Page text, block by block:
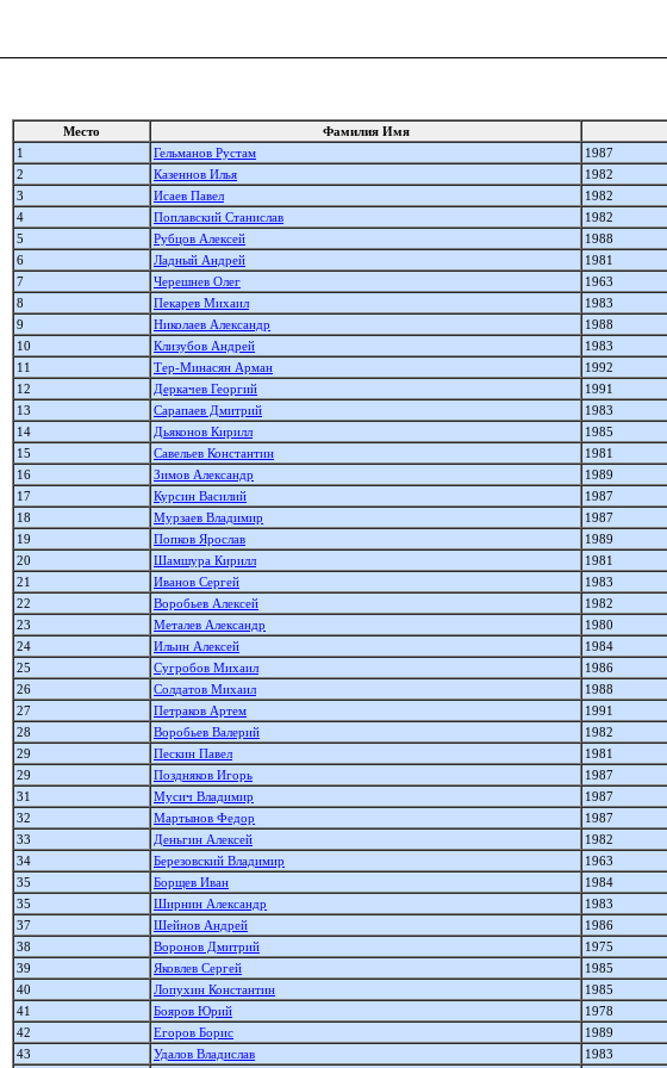
Место Фамилия Имя
1
Гельманов Рустам 1987
2
Казеннов Илья 1982
3
Исаев Павел 1982
4
Поплавский Станислав 1982
5
Рубцов Алексей 1988
6
Ладный Андрей 1981
7
Черешнев Олег 1963
8
Пекарев Михаил 1983
9
Николаев Александр 1988
10
Клизубов Андрей 1983
11
Тер-Минасян Арман 1992
12
Деркачев Георгий 1991
13
Сарапаев Дмитрий 1983
14
Дьяконов Кирилл 1985
15
Савельев Константин 1981
16
Зимов Александр 1989
17
Курсин Василий 1987
18
Мурзаев Владимир 1987
19
Попков Ярослав 1989
20
Шамшура Кирилл 1981
21
Иванов Сергей 1983
22
Воробьев Алексей 1982
23
Металев Александр 1980
24
Ильин Алексей 1984
25
Сугробов Михаил 1986
26
Солдатов Михаил 1988
27
Петраков Артем 1991
28
Воробьев Валерий 1982
29
Пескин Павел 1981
29
Поздняков Игорь 1987
31
Мусич Владимир 1987
32
Мартынов Федор 1987
33
Деньгин Алексей 1982
34
Березовский Владимир 1963
35
Борщев Иван 1984
35
Ширнин Александр 1983
37
Шейнов Андрей 1986
38
Воронов Дмитрий 1975
39
Яковлев Сергей 1985
40
Лопухин Константин 1985
41
Бояров Юрий 1978
42
Егоров Борис 1989
43
Удалов Владислав 1983